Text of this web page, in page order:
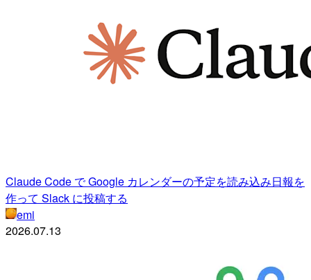
Claude Code で Google カレンダーの予定を読み込み日報を
作って Slack に投稿する
emi
2026.07.13